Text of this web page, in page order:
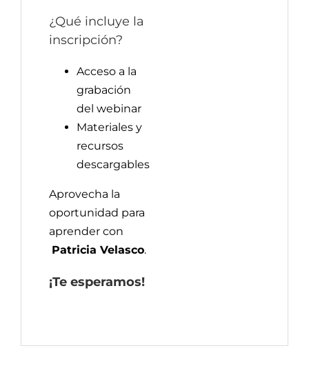
¿Qué incluye la
inscripción?
Acceso a la
grabación
del webinar
Materiales y
recursos
descargables
Aprovecha la
oportunidad para
aprender con
Patricia Velasco.
¡Te esperamos!